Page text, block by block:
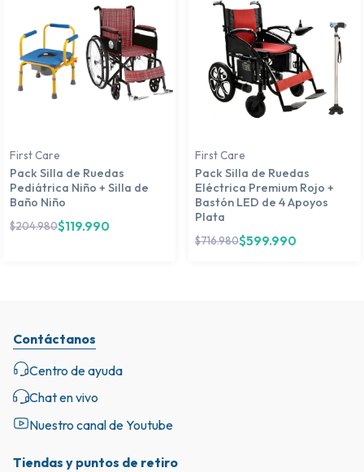
First Care
Pack Silla de Ruedas
Pediátrica Niño + Silla de
Baño Niño
$204.980$119.990
First Care
Pack Silla de Ruedas
Eléctrica Premium Rojo +
Bastón LED de 4 Apoyos
Plata
$716.980$599.990
Tiendas y puntos de retiro
Contáctanos
Centro de ayuda
Chat en vivo
Nuestro canal de Youtube